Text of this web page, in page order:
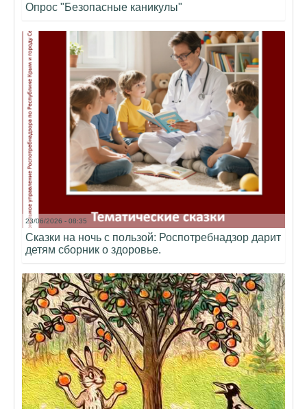
Опрос "Безопасные каникулы"
23/06/2026 - 08:35
Сказки на ночь с пользой: Роспотребнадзор дарит
детям сборник о здоровье.